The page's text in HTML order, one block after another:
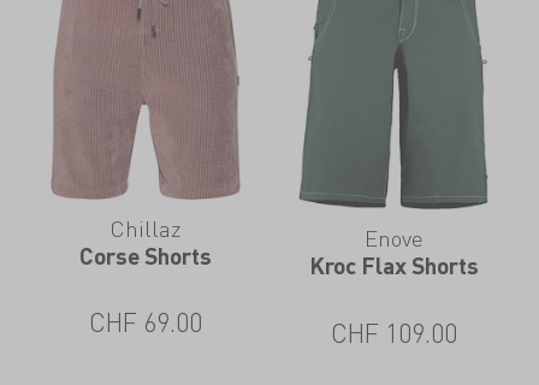
Chillaz
Corse Shorts
CHF 69.00
Enove
Kroc Flax Shorts
CHF 109.00